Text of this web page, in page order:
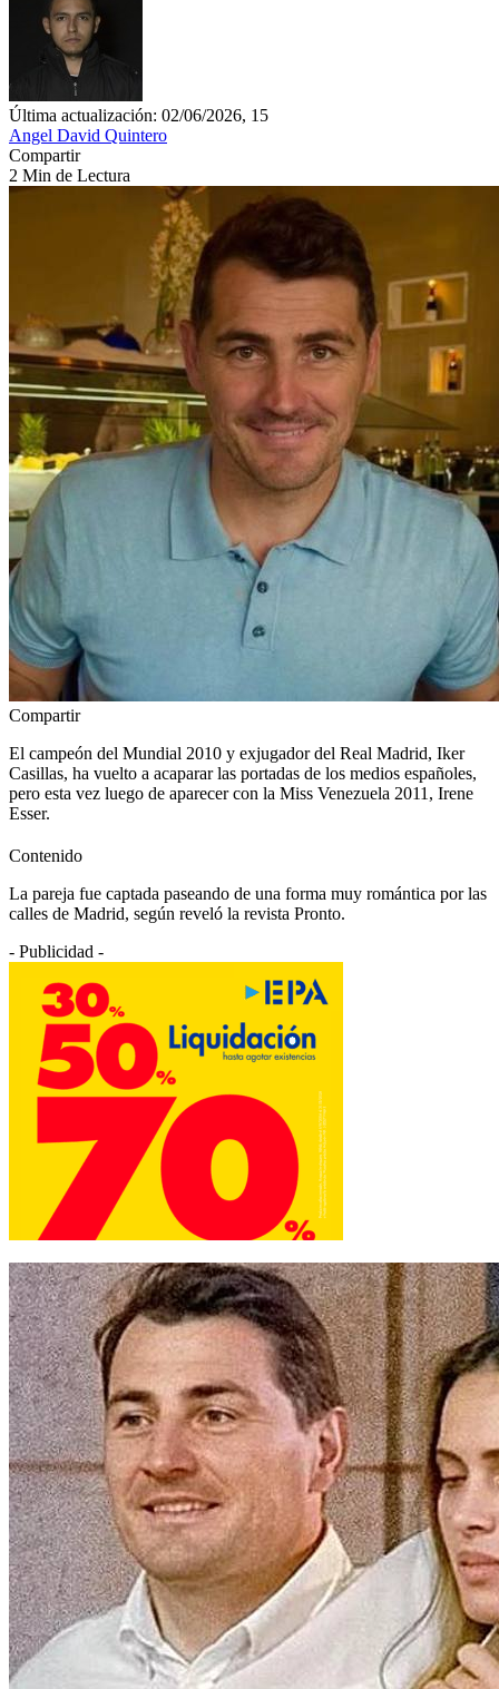
Última actualización: 02/06/2026, 15
Angel David Quintero
Compartir
2 Min de Lectura
Compartir
El campeón del Mundial 2010 y exjugador del Real Madrid, Iker
Casillas, ha vuelto a acaparar las portadas de los medios españoles,
pero esta vez luego de aparecer con la Miss Venezuela 2011, Irene
Esser.
Contenido
La pareja fue captada paseando de una forma muy romántica por las
calles de Madrid, según reveló la revista Pronto.
- Publicidad -